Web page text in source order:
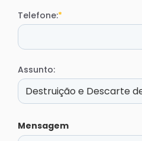
Telefone:*
Assunto:
Mensagem